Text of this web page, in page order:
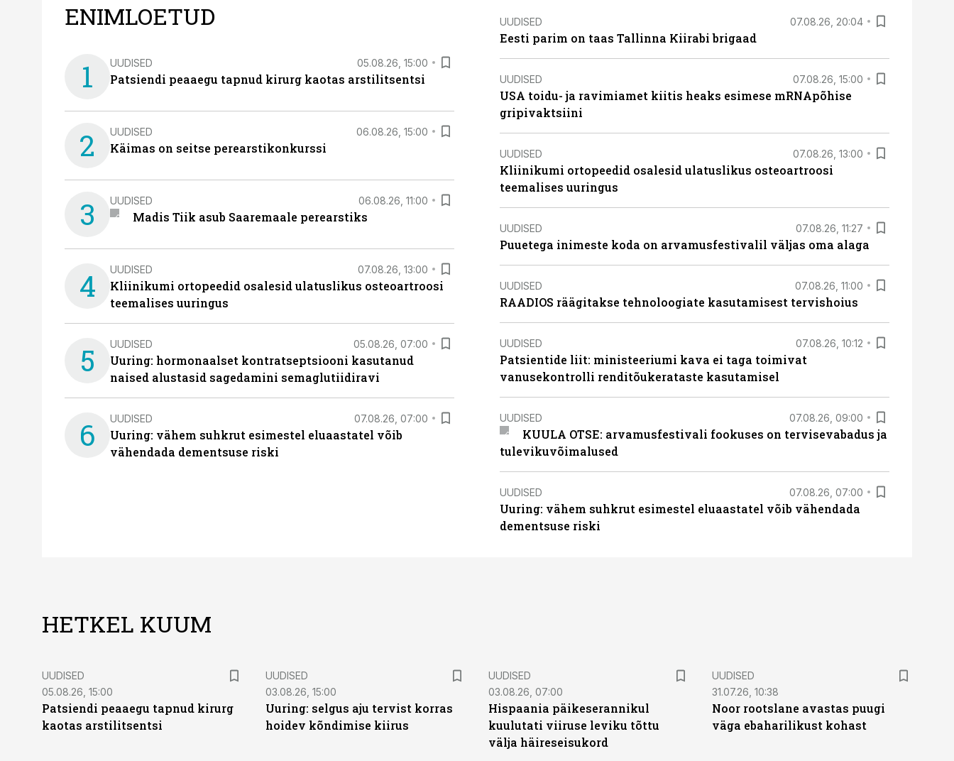
ENIMLOETUD
1 UUDISED 05.08.26, 15:00
Patsiendi peaaegu tapnud kirurg kaotas arstilitsentsi
2 UUDISED 06.08.26, 15:00
Käimas on seitse perearstikonkurssi
3 UUDISED 06.08.26, 11:00
Madis Tiik asub Saaremaale perearstiks
4 UUDISED 07.08.26, 13:00
Kliinikumi ortopeedid osalesid ulatuslikus osteoartroosi
teemalises uuringus
5 UUDISED 05.08.26, 07:00
Uuring: hormonaalset kontratseptsiooni kasutanud
naised alustasid sagedamini semaglutiidiravi
6 UUDISED 07.08.26, 07:00
Uuring: vähem suhkrut esimestel eluaastatel võib
vähendada dementsuse riski
UUDISED 07.08.26, 20:04
Eesti parim on taas Tallinna Kiirabi brigaad
UUDISED 07.08.26, 15:00
USA toidu- ja ravimiamet kiitis heaks esimese mRNApõhise
gripivaktsiini
UUDISED 07.08.26, 13:00
Kliinikumi ortopeedid osalesid ulatuslikus osteoartroosi
teemalises uuringus
UUDISED 07.08.26, 11:27
Puuetega inimeste koda on arvamusfestivalil väljas oma alaga
UUDISED 07.08.26, 11:00
RAADIOS räägitakse tehnoloogiate kasutamisest tervishoius
UUDISED 07.08.26, 10:12
Patsientide liit: ministeeriumi kava ei taga toimivat
vanusekontrolli renditõukerataste kasutamisel
UUDISED 07.08.26, 09:00
KUULA OTSE: arvamusfestivali fookuses on tervisevabadus ja
tulevikuvõimalused
UUDISED 07.08.26, 07:00
Uuring: vähem suhkrut esimestel eluaastatel võib vähendada
dementsuse riski
HETKEL KUUM
UUDISED
05.08.26, 15:00
Patsiendi peaaegu tapnud kirurg
kaotas arstilitsentsi
UUDISED
03.08.26, 15:00
Uuring: selgus aju tervist korras
hoidev kõndimise kiirus
UUDISED
03.08.26, 07:00
Hispaania päikeserannikul
kuulutati viiruse leviku tõttu
välja häireseisukord
UUDISED
31.07.26, 10:38
Noor rootslane avastas puugi
väga ebaharilikust kohast